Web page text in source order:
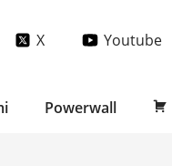
X Youtube
Powerwall